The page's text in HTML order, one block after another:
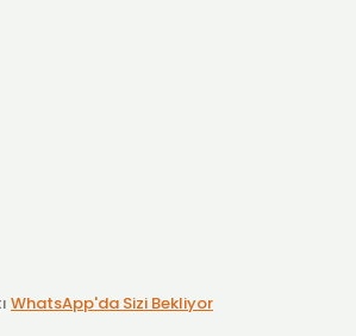
WhatsApp'da Sizi Bekliyor